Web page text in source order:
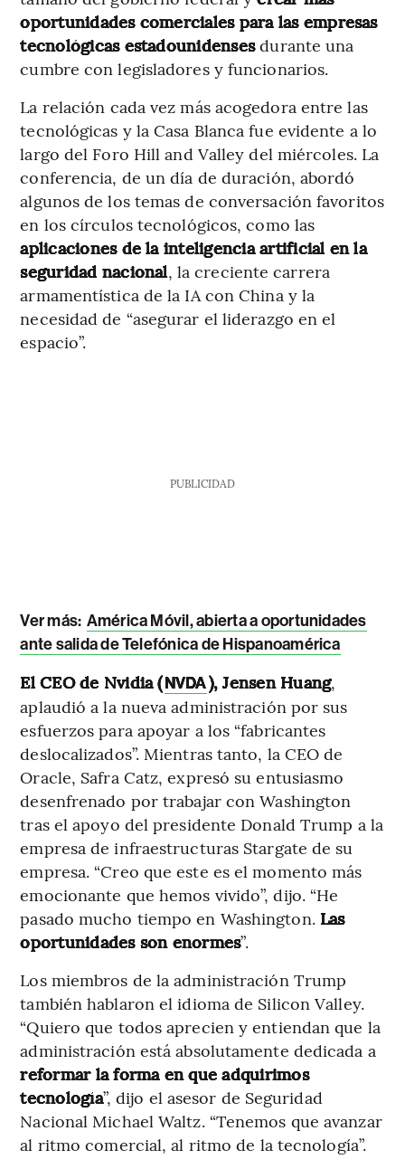
oportunidades comerciales para las empresas
tecnológicas estadounidensesdurante una
cumbre con legisladores y funcionarios.
La relación cada vez más acogedora entre las
tecnológicas y la Casa Blanca fue evidente a lo
largo del Foro Hill and Valley del miércoles. La
conferencia, de un día de duración, abordó
algunos de los temas de conversación favoritos
en los círculos tecnológicos, como las
aplicaciones de la inteligencia artificial en la
seguridad nacional, la creciente carrera
armamentística de la IA con China y la
necesidad de “asegurar el liderazgo en el
espacio”.
PUBLICIDAD
Ver más: América Móvil, abierta a oportunidades
ante salida de Telefónica de Hispanoamérica
El CEO de Nvidia (NVDA), Jensen Huang,
aplaudió a la nueva administración por sus
esfuerzos para apoyar a los “fabricantes
deslocalizados”. Mientras tanto, la CEO de
Oracle, Safra Catz, expresó su entusiasmo
desenfrenado por trabajar con Washington
tras el apoyo del presidente Donald Trump a la
empresa de infraestructuras Stargate de su
empresa. “Creo que este es el momento más
emocionante que hemos vivido”, dijo. “He
pasado mucho tiempo en Washington. Las
oportunidades son enormes”.
Los miembros de la administración Trump
también hablaron el idioma de Silicon Valley.
“Quiero que todos aprecien y entiendan que la
administración está absolutamente dedicada a
reformar la forma en que adquirimos
tecnología”, dijo el asesor de Seguridad
Nacional Michael Waltz. “Tenemos que avanzar
al ritmo comercial, al ritmo de la tecnología”.